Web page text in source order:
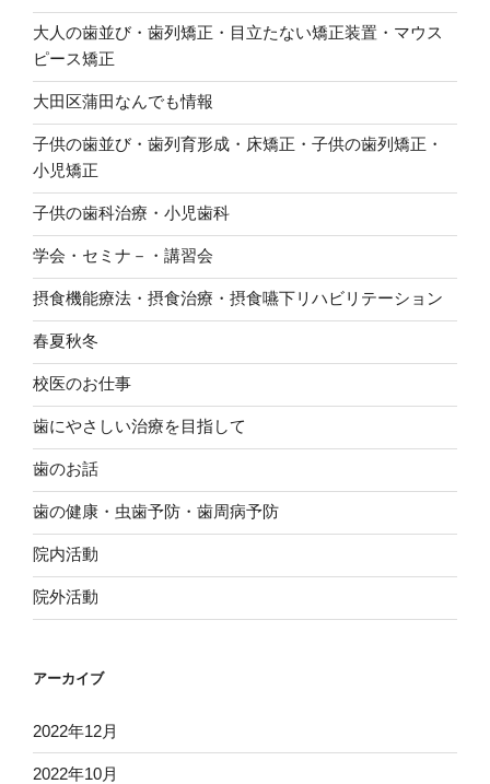
大人の歯並び・歯列矯正・目立たない矯正装置・マウス
ピース矯正
大田区蒲田なんでも情報
子供の歯並び・歯列育形成・床矯正・子供の歯列矯正・
小児矯正
子供の歯科治療・小児歯科
学会・セミナ－・講習会
摂食機能療法・摂食治療・摂食嚥下リハビリテーション
春夏秋冬
校医のお仕事
歯にやさしい治療を目指して
歯のお話
歯の健康・虫歯予防・歯周病予防
院内活動
院外活動
アーカイブ
2022年12月
2022年10月